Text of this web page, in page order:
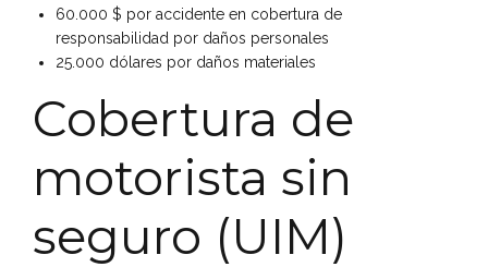
60.000 $ por accidente en cobertura de
responsabilidad por daños personales
25.000 dólares por daños materiales
Cobertura de
motorista sin
seguro (UIM)